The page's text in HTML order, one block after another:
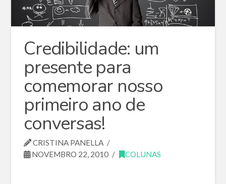
Credibilidade: um
presente para
comemorar nosso
primeiro ano de
conversas!
CRISTINA PANELLA
NOVEMBRO 22, 2010
COLUNAS